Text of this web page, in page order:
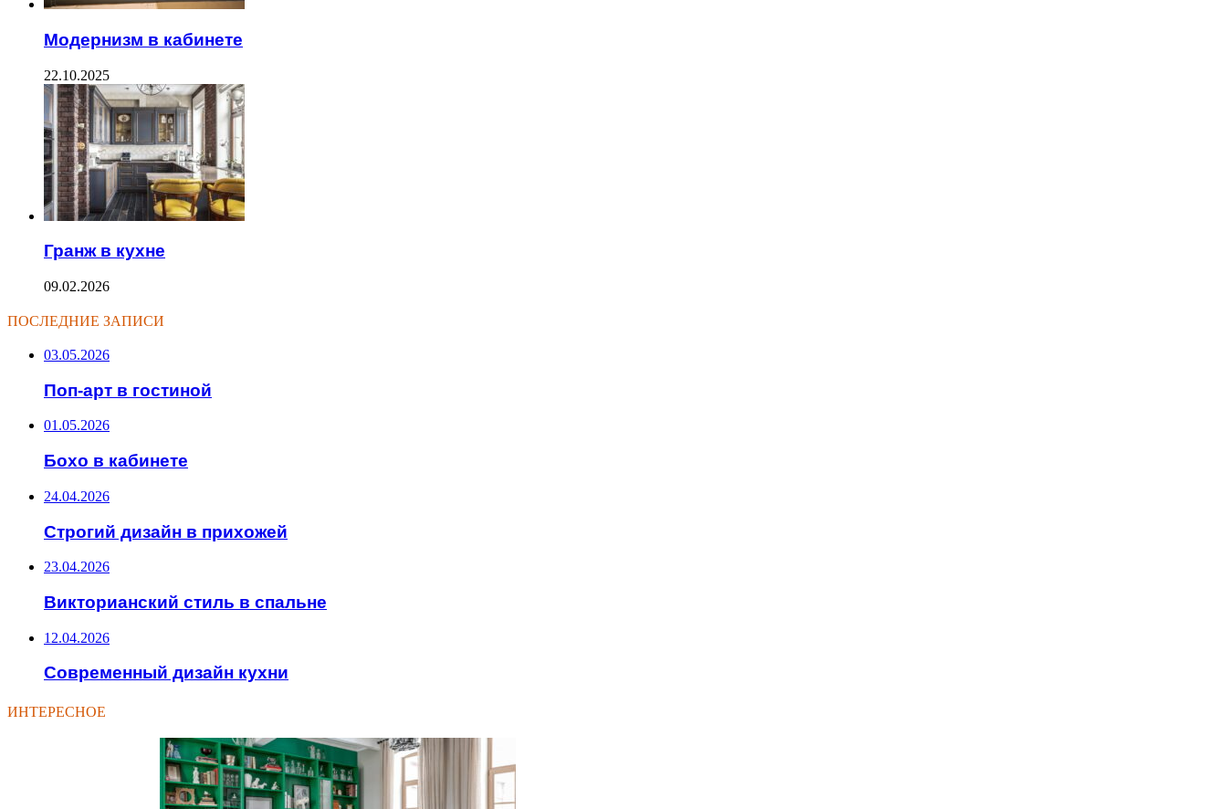
Модернизм в кабинете
22.10.2025
Гранж в кухне
09.02.2026
ПОСЛЕДНИЕ ЗАПИСИ
03.05.2026
Поп-арт в гостиной
01.05.2026
Бохо в кабинете
24.04.2026
Строгий дизайн в прихожей
23.04.2026
Викторианский стиль в спальне
12.04.2026
Современный дизайн кухни
ИНТЕРЕСНОЕ